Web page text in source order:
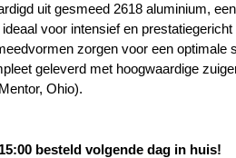
uit gesmeed 2618 aluminium,
voor intensief en prestatiegericht
zorgen voor een
geleverd met hoogwaardige
Ohio).
besteld volgende dag in huis!